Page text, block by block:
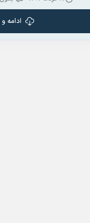
ادامه و